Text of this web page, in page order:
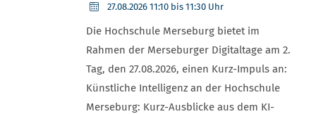
27.08.2026 11:10 bis 11:30 Uhr
Die Hochschule Merseburg bietet im
Rahmen der Merseburger Digitaltage am 2.
Tag, den 27.08.2026, einen Kurz-Impuls an:
Künstliche Intelligenz an der Hochschule
Merseburg: Kurz-Ausblicke aus dem KI-